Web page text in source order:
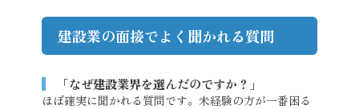
建設業の面接でよく聞かれる質問
「なぜ建設業界を選んだのですか？」
ほぼ確実に聞かれる質問です。未経験の方が一番困る